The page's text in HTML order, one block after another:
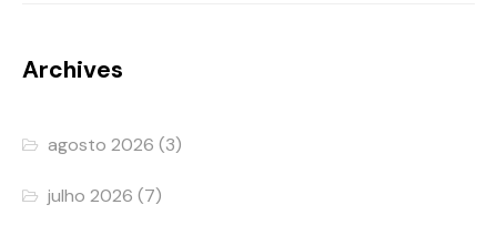
Archives
agosto 2026 (3)
julho 2026 (7)